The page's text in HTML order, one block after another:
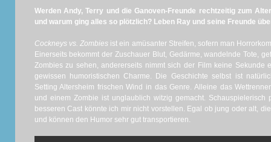
Werden Andy, Terry und die Ganoven-Freunde rechtzeitig zum
und warum ging alles so plötzlich? Leben Ray und seine Freunde
Cockneys vs. Zombiesist ein amüsanter Streifen, sofern man
Einerseits bekommt der Zuschauer Blut, Gedärme, wandelnde Tote,
Zombies zu sehen, andererseits nimmt sich der Film keine Sekunde
gewissen humoristischen Charme. Die Geschichte selbst ist
Setting Altersheim frischen Wind in das Genre. Alleine das
und einem Zombie ist unglaublich witzig gemacht.
besseren Cast könnte ich mir nicht vorstellen. Egal ob jung oder alt,
und können den Humor sehr gut transportieren.